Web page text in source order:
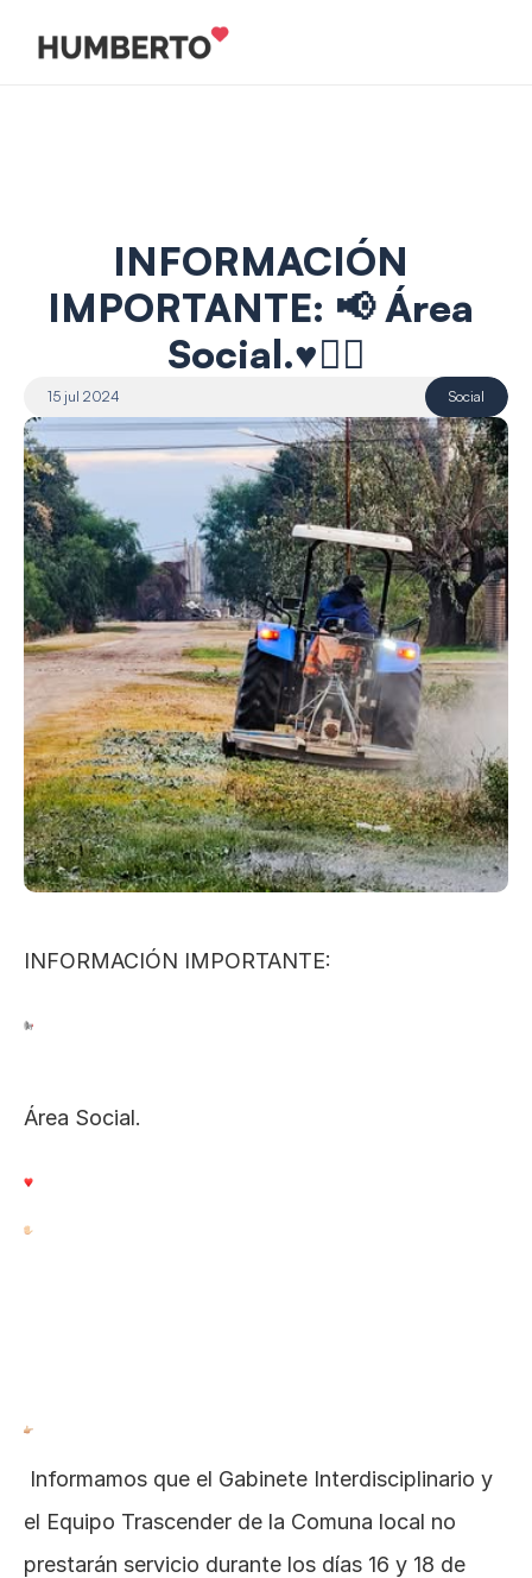
INFORMACIÓN
IMPORTANTE: 📢 Área
Social.♥️✋🏻
15 jul 2024 Social
INFORMACIÓN IMPORTANTE:
Área Social.
el Equipo Trascender de la Comuna local no
prestarán servicio durante los días 16 y 18 de